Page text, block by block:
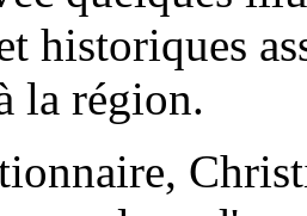
historiques
la région.